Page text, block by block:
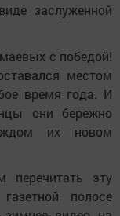
заслуженной
с победой!
местом
время года. И
они бережно
их новом
перечитать эту
полосе